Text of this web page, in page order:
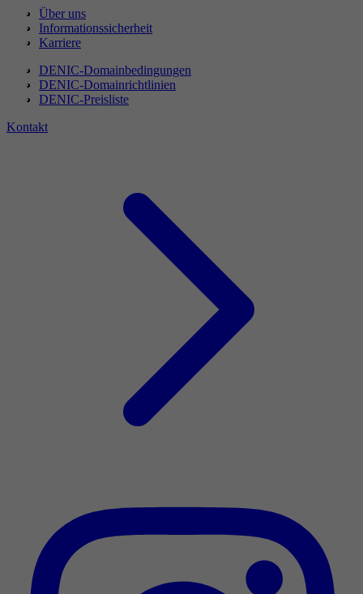
Über uns
Informationssicherheit
Karriere
DENIC-Domainbedingungen
DENIC-Domainrichtlinien
DENIC-Preisliste
Kontakt